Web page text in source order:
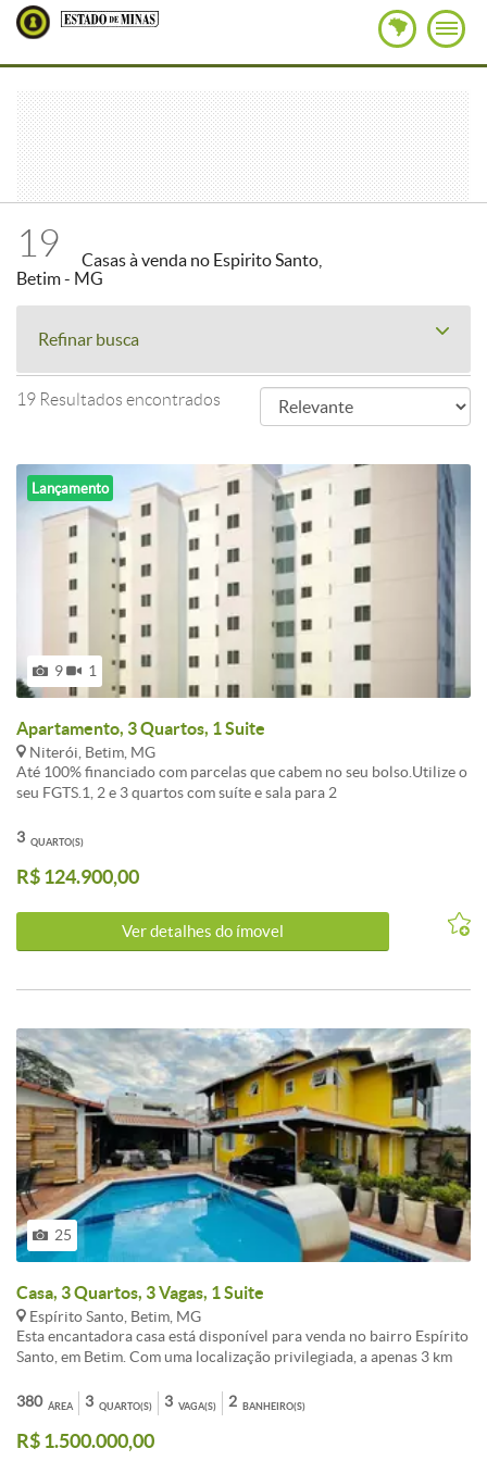
19
Casas à venda no Espirito Santo,
Betim - MG
Refinar busca
19 Resultados encontrados
Lançamento
9 1
Apartamento, 3 Quartos, 1 Suite
Niterói, Betim, MG
Até 100% financiado com parcelas que cabem no seu bolso.Utilize o
seu FGTS.1, 2 e 3 quartos com suíte e sala para 2
individual.O lazer mais completo da regiãoA melhor localização.
conheça o apartamento decorado.Entre em contato conosco pelo
deverão ser confirmados, pois estão sujeitos a alterações sem aviso
QUARTO(S)
3
R$ 124.900,00
Ver detalhes do ímovel
25
Casa, 3 Quartos, 3 Vagas, 1 Suite
Espírito Santo, Betim, MG
Esta encantadora casa está disponível para venda no bairro Espírito
Santo, em Betim. Com uma localização privilegiada, a apenas 3 km
para toda a família.<br /><br />Características:<br /><br />3
quartos, sendo 1 suíte.<br /><br />Sala de estar e sala de jantar para
momentos agradáveis com amigos e familiares.<br /><br />Cozinha
ÁREA
380 QUARTO(S)
3 VAGA(S)
3 BANHEIRO(S)
2
R$ 1.500.000,00